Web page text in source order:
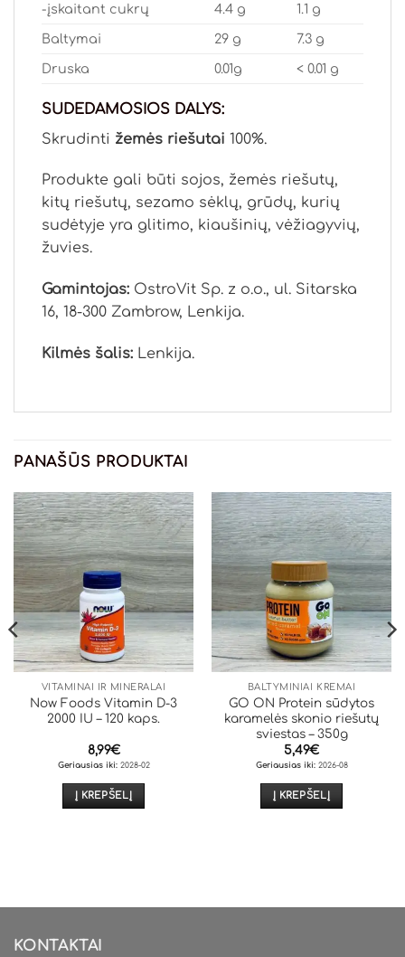
-įskaitant cukrų 4.4 g 1.1 g
Baltymai 29 g 7.3 g
Druska 0.01g < 0.01 g
SUDEDAMOSIOS DALYS:
Skrudinti žemės riešutai 100%.
Produkte gali būti sojos, žemės riešutų,
kitų riešutų, sezamo sėklų, grūdų, kurių
sudėtyje yra glitimo, kiaušinių, vėžiagyvių,
žuvies.
Gamintojas: OstroVit Sp. z o.o., ul. Sitarska
16, 18-300 Zambrow, Lenkija.
Kilmės šalis: Lenkija.
PANAŠŪS PRODUKTAI
VITAMINAI IR MINERALAI
Now Foods Vitamin D-3
2000 IU – 120 kaps.
8,99€
Geriausias iki: 2028-02
Į KREPŠELĮ
BALTYMINIAI KREMAI
GO ON Protein sūdytos
karamelės skonio riešutų
sviestas – 350g
5,49€
Geriausias iki: 2026-08
Į KREPŠELĮ
KONTAKTAI